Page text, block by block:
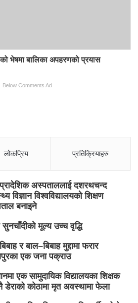
भेषमा बालिका अपहरणको प्रयास
Below Comments Ad
लोकप्रिय प्रतिक्रियाहरु
अस्पताललाई दशरथचन्द
विज्ञान विश्वविद्यालयको शिक्षण
बनाइने
मूल्य उच्च वृद्धि
र बाल–बिबाह मुद्दामा फरार
एक जना पक्राउ
एक सामुदायिक विद्यालयका शिक्षक
कोठामा मृत अवस्थामा फेला